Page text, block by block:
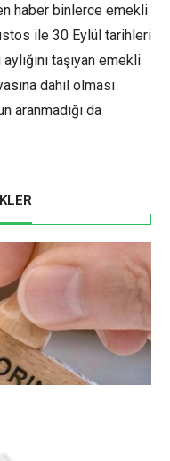
haber binlerce emekli
ile 30 Eylül tarihleri
taşıyan emekli
dahil olması
aranmadığı da